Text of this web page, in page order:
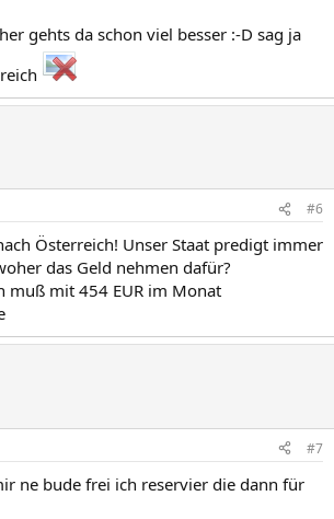
gehts da schon viel besser :-D sag ja
#6
Österreich! Unser Staat predigt immer
das Geld nehmen dafür?
muß mit 454 EUR im Monat
#7
ne bude frei ich reservier die dann für